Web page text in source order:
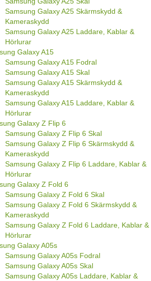
Samsung Galaxy A25 Skärmskydd &
Kameraskydd
Samsung Galaxy A25 Laddare, Kablar &
Hörlurar
Galaxy A15
Samsung Galaxy A15 Fodral
Samsung Galaxy A15 Skal
Samsung Galaxy A15 Skärmskydd &
Kameraskydd
Samsung Galaxy A15 Laddare, Kablar &
Hörlurar
Galaxy Z Flip 6
Samsung Galaxy Z Flip 6 Skal
Samsung Galaxy Z Flip 6 Skärmskydd &
Kameraskydd
Samsung Galaxy Z Flip 6 Laddare, Kablar &
Hörlurar
Galaxy Z Fold 6
Samsung Galaxy Z Fold 6 Skal
Samsung Galaxy Z Fold 6 Skärmskydd &
Kameraskydd
Samsung Galaxy Z Fold 6 Laddare, Kablar &
Hörlurar
Galaxy A05s
Samsung Galaxy A05s Fodral
Samsung Galaxy A05s Skal
Samsung Galaxy A05s Laddare, Kablar &